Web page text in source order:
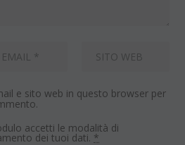
e sito web in questo browser per
accetti le modalità di
dei tuoi dati. *